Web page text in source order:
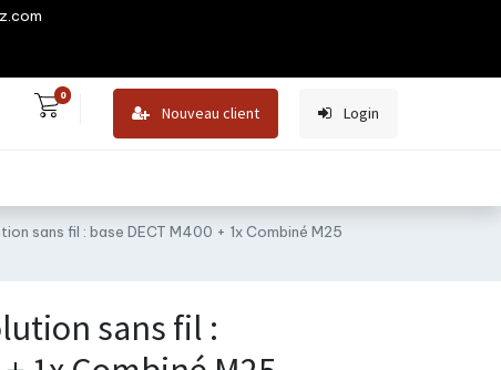
0
Nouveau client Login
sans fil : base DECT M400 + 1x Combiné M25
sans fil :